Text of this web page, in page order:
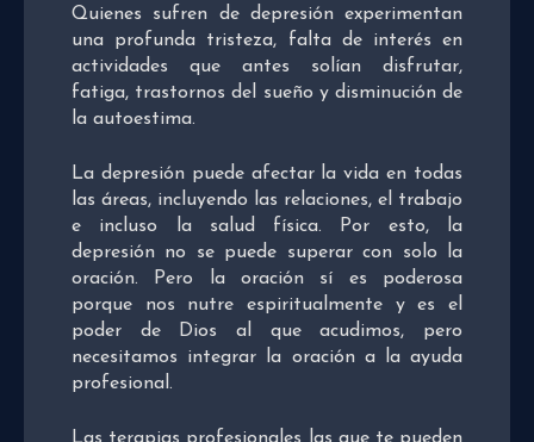
Quienes sufren de depresión experimentan
una profunda tristeza, falta de interés en
actividades que antes solían disfrutar,
fatiga, trastornos del sueño y disminución de
la autoestima.
La depresión puede afectar la vida en todas
las áreas, incluyendo las relaciones, el trabajo
e incluso la salud física. Por esto, la
depresión no se puede superar con solo la
oración. Pero la oración sí es poderosa
porque nos nutre espiritualmente y es el
poder de Dios al que acudimos, pero
necesitamos integrar la oración a la ayuda
profesional.